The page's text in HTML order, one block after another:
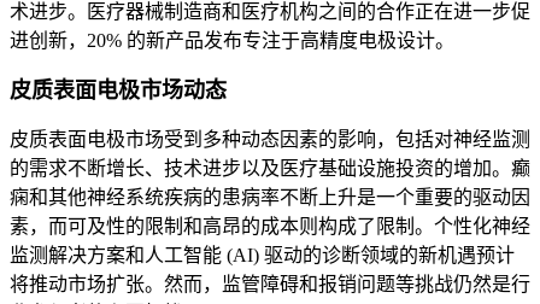
术进步。医疗器械制造商和医疗机构之间的合作正在进一步促
进创新，20% 的新产品发布专注于高精度电极设计。
皮质表面电极市场动态
皮质表面电极市场受到多种动态因素的影响，包括对神经监测
的需求不断增长、技术进步以及医疗基础设施投资的增加。癫
痫和其他神经系统疾病的患病率不断上升是一个重要的驱动因
素，而可及性的限制和高昂的成本则构成了限制。个性化神经
监测解决方案和人工智能 (AI) 驱动的诊断领域的新机遇预计
将推动市场扩张。然而，监管障碍和报销问题等挑战仍然是行